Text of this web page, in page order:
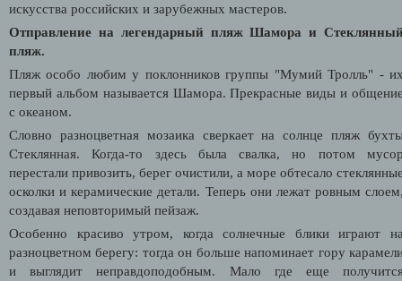
искусства российских и зарубежных мастеров.
Отправление на легендарный пляж Шамора и
пляж.
Пляж особо любим у поклонников группы "Мумий Тролль" -
первый альбом называется Шамора. Прекрасные виды и
с океаном.
Словно разноцветная мозаика сверкает на солнце пляж
Стеклянная. Когда-то здесь была свалка, но потом
перестали привозить, берег очистили, а море обтесало
осколки и керамические детали. Теперь они лежат ровным
создавая неповторимый пейзаж.
Особенно красиво утром, когда солнечные блики играют
разноцветном берегу: тогда он больше напоминает гору
и выглядит неправдоподобным. Мало где еще